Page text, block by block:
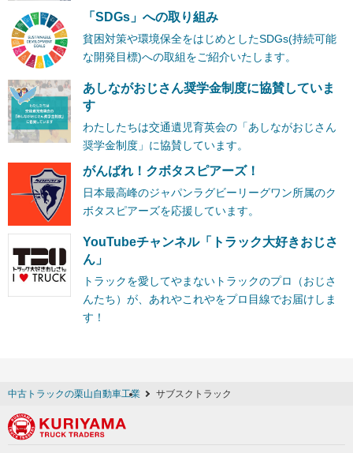
「SDGs」への取り組み
貧困対策や環境保全をはじめとしたSDGs(持続可能
な開発目標)への取組をご紹介いたします。
あしながおじさん奨学金制度に協賛していま
す
わたしたちは交通遺児育英会の「あしながおじさん
奨学金制度」に協賛しています。
がんばれ！クボタスピアーズ！
日本最高峰のジャパンラグビーリーグワン所属のク
ボタスピアーズを応援しています。
YouTubeチャンネル「トラック大好きおじさ
ん」
トラックを愛してやまないトラックのプロ（おじさ
んたち）が、あれやこれやをプロ目線でお届けしま
す！
中古トラックの栗山自動車工業 サブスクトラック